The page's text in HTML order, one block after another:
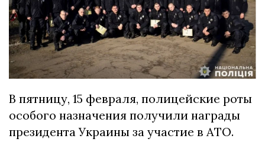
В пятницу, 15 февраля, полицейские роты
особого назначения получили награды
президента Украины за участие в АТО.